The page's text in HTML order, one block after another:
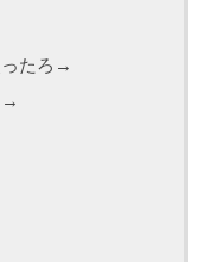
ったろ→
→